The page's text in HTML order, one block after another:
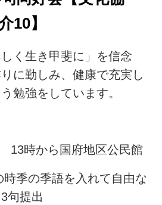
】
く生き甲斐に」を信念
に勤しみ、健康で充実し
勉強をしています。
13時から国府地区公民館
季の季語を入れて自由な
句提出